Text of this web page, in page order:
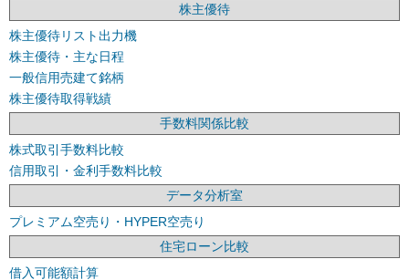
株主優待
株主優待リスト出力機
株主優待・主な日程
一般信用売建て銘柄
株主優待取得戦績
手数料関係比較
株式取引手数料比較
信用取引・金利手数料比較
データ分析室
プレミアム空売り・HYPER空売り
住宅ローン比較
借入可能額計算